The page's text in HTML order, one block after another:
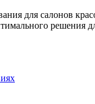
для салонов
решения